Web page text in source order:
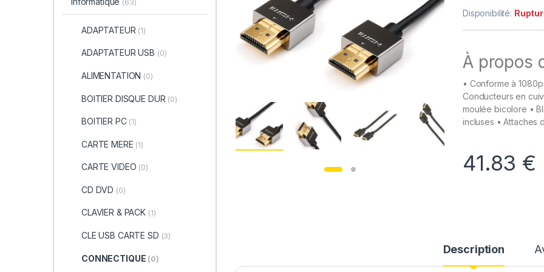
Disponibilité:
À propos
• Conforme à
Conducteurs en
moulée bicolore •
incluses • Attaches
41.83 €
Description
(63)
ADAPTATEUR (1)
ADAPTATEUR USB (0)
ALIMENTATION (0)
BOITIER DISQUE DUR (0)
BOITIER PC (1)
CARTE MERE (1)
CARTE VIDEO (0)
CD DVD (0)
CLAVIER & PACK (1)
CLE USB CARTE SD (3)
CONNECTIQUE (0)